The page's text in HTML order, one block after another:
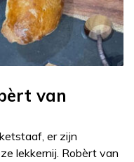
van
er zijn
lekkernij. Robèrt van